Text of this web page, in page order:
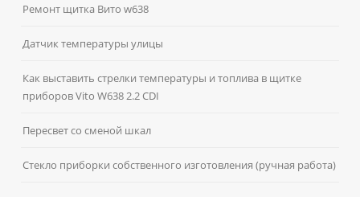
Ремонт щитка Вито w638
Датчик температуры улицы
Как выставить стрелки температуры и топлива в щитке
приборов Vito W638 2.2 CDI
Пересвет со сменой шкал
Стекло приборки собственного изготовления (ручная работа)